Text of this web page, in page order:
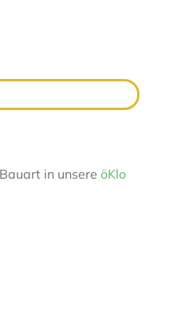
in unsere öKlo